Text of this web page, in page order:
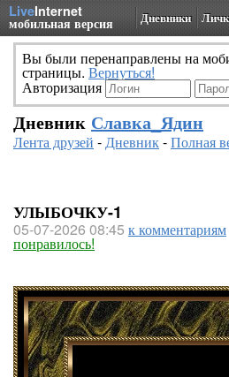
LiveInternet
мобильная версия Дневники
Вы были перенаправлены на
страницы. Вернуться!
Авторизация
Дневник Славка_Ядин
Лента друзей -Дневник-Полная
УЛЫБОЧКУ-1
05-07-2026 08:45 к комментариям
понравилось!